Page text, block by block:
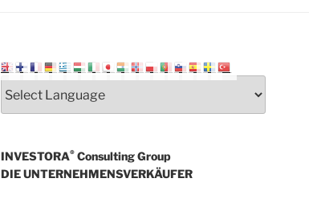
INVESTORA® Consulting Group
DIE UNTERNEHMENSVERKÄUFER